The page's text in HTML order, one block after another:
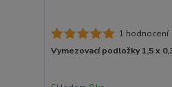
1 hodnocení
Vymezovací podložky 1,5 x